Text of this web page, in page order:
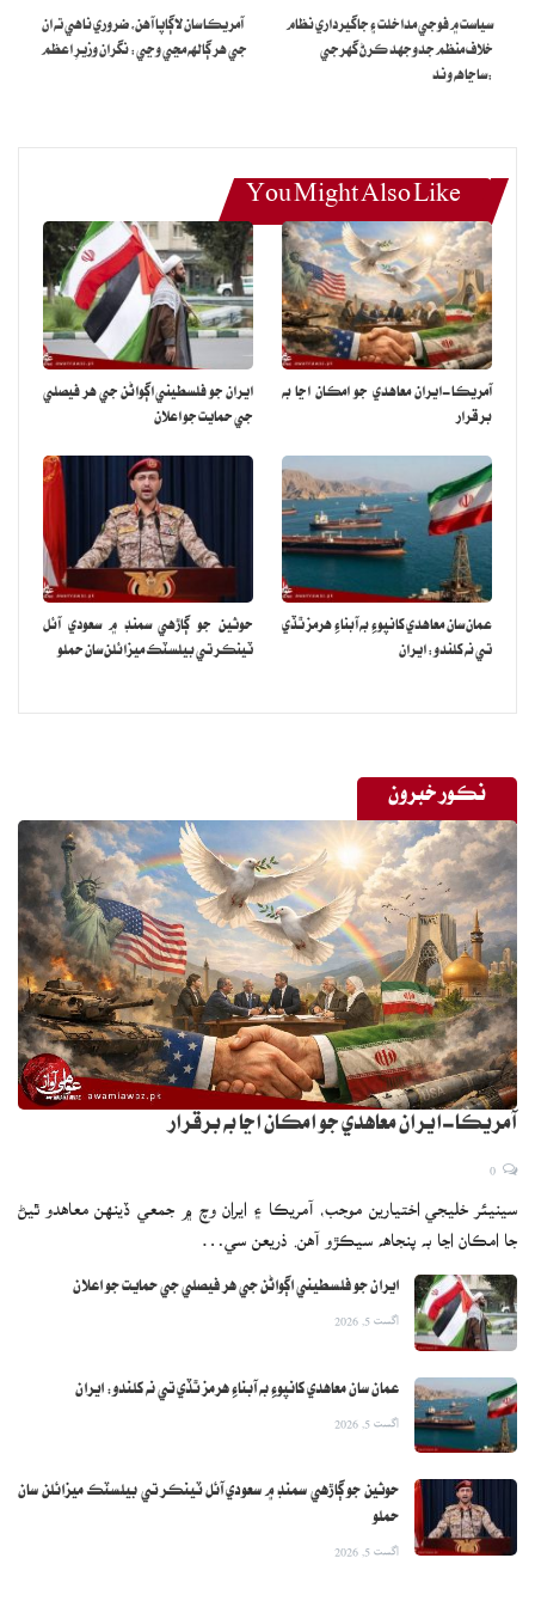
هلي رهيون آهن.
وٺي تي ان کي پريشاني نه ٿئي.
هن چيو ته پاڪستان بجلي ۽ گئس جي کوٽ کي منهن ڏئي رهيو آهي، ان
بحران کي حل ڪرڻ لاءِ ايران پاڪستان سستي گئس، بجلي ۽ تيل فراهم
ڪرڻ جي پوزيشن ۾ آهي.
سياست ۾ فوجي مداخلت ۽ جاگيرداري نظام
خلاف منظم جدوجهد ڪرڻ گهرجي
:ساڃاهه وند
آمريڪا سان لاڳاپا آهن، ضروري ناهي ته ان
جي هر ڳالهه مڃي وڃي: نگران وزيرِ اعظم
You Might Also Like
آمريڪا-ايران معاهدي جو امڪان اڃا به
برقرار
ايران جو فلسطيني اڳواڻن جي هر فيصلي
جي حمايت جو اعلان
عمان سان معاهدي کانپوءِ به آبناءِ هرمز ٿڏي
تي نه کلندو: ايران
حوثين جو ڳاڙهي سمنڊ ۾ سعودي آئل
ٽينڪر تي بيلسٽڪ ميزائلن سان حملو
نڪور خبرون
آمريڪا-ايران معاهدي جو امڪان اڃا به برقرار
سينيئر خليجي اختيارين موجب، آمريڪا ۽ ايران وچ ۾ جمعي ڏينهن معاهدو ٿيڻ
جا امڪان اڃا به پنجاهه سيڪڙو آهن. ذريعن سي…
ايران جو فلسطيني اڳواڻن جي هر فيصلي جي حمايت جو اعلان
اگست 5, 2026
عمان سان معاهدي کانپوءِ به آبناءِ هرمز ٿڏي تي نه کلندو: ايران
اگست 5, 2026
حوثين جو ڳاڙهي سمنڊ ۾ سعودي آئل ٽينڪر تي بيلسٽڪ ميزائلن سان
حملو
اگست 5, 2026